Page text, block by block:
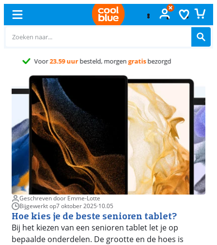
Gratisruilen
Geschreven door Emme-Lotte
Bijgewerkt op7 oktober 2025·10.05
Hoe kies je de beste senioren tablet?
Bij het kiezen van een senioren tablet let je op
bepaalde onderdelen. De grootte en de hoes is